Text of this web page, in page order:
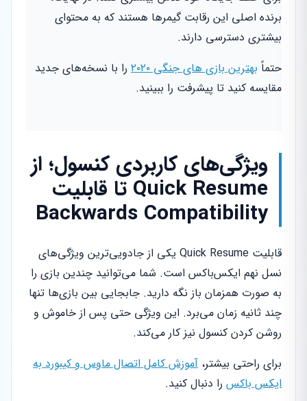
برنده اصلی این رقابت گیمرها هستند که به محتوای
بیشتری دسترسی دارند.
حتماً بهترین بازی های جنگی ۲۰۲۰
را با نسخه‌های جدید
مقایسه کنید تا پیشرفت را ببینید.
ویژگی‌های کاربردی کنسول؛ از
Quick Resume تا قابلیت
Backwards Compatibility
قابلیت Quick Resume یکی از جادویی‌ترین ویژگی‌های
نسل نهم ایکس‌باکس است. شما می‌توانید چندین بازی را
به صورت همزمان باز نگه دارید. جابجایی بین بازی‌ها تنها
چند ثانیه زمان می‌برد. این ویژگی حتی پس از خاموش و
روشن کردن کنسول نیز کار می‌کند.
برای راحتی بیشتر، آموزش کامل اتصال ماوس و کیبورد به
ایکس باکس را دنبال کنید.